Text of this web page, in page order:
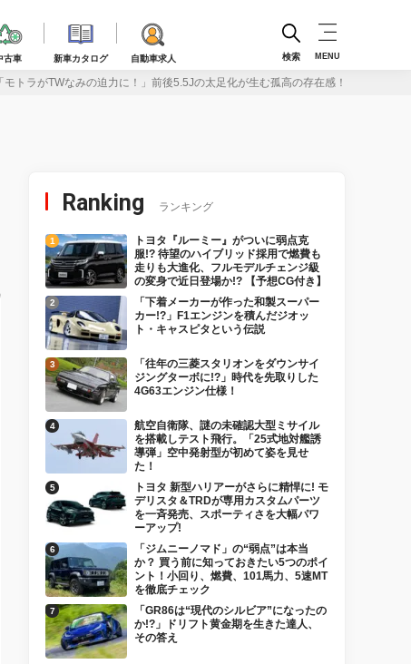
古車 新車カタログ 自動車求人 検索 MENU
モトラがTWなみの迫力に！」前後5.5Jの太足化が生む孤高の存在感！
Ranking ランキング
トヨタ『ルーミー』がついに弱点克
服!? 待望のハイブリッド採用で燃費も
走りも大進化、フルモデルチェンジ級
の変身で近日登場か!? 【予想CG付き】
「下着メーカーが作った和製スーパー
カー!?」F1エンジンを積んだジオッ
ト・キャスピタという伝説
「往年の三菱スタリオンをダウンサイ
ジングターボに!?」時代を先取りした
4G63エンジン仕様！
航空自衛隊、謎の未確認大型ミサイル
を搭載しテスト飛行。「25式地対艦誘
導弾」空中発射型が初めて姿を見せ
た！
トヨタ 新型ハリアーがさらに精悍に! モ
デリスタ＆TRDが専用カスタムパーツ
を一斉発売、スポーティさを大幅パワ
ーアップ!
「ジムニーノマド」の“弱点”は本当
か？ 買う前に知っておきたい5つのポイ
ント！小回り、燃費、101馬力、5速MT
を徹底チェック
「GR86は“現代のシルビア”になったの
か!?」ドリフト黄金期を生きた達人、
その答え